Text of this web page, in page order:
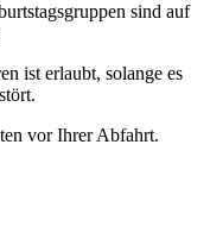
sind auf
ist erlaubt, solange es
vor Ihrer Abfahrt.